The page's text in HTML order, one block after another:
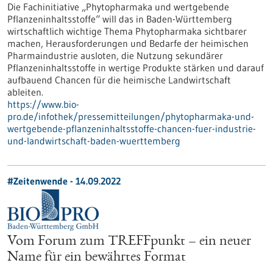
Die Fachinitiative „Phytopharmaka und wertgebende
Pflanzeninhaltsstoffe“ will das in Baden-Württemberg
wirtschaftlich wichtige Thema Phytopharmaka sichtbarer
machen, Herausforderungen und Bedarfe der heimischen
Pharmaindustrie ausloten, die Nutzung sekundärer
Pflanzeninhaltsstoffe in wertige Produkte stärken und darauf
aufbauend Chancen für die heimische Landwirtschaft
ableiten.
https://www.bio-
pro.de/infothek/pressemitteilungen/phytopharmaka-und-
wertgebende-pflanzeninhaltsstoffe-chancen-fuer-industrie-
und-landwirtschaft-baden-wuerttemberg
#Zeitenwende - 14.09.2022
Vom Forum zum TREFFpunkt – ein neuer
Name für ein bewährtes Format